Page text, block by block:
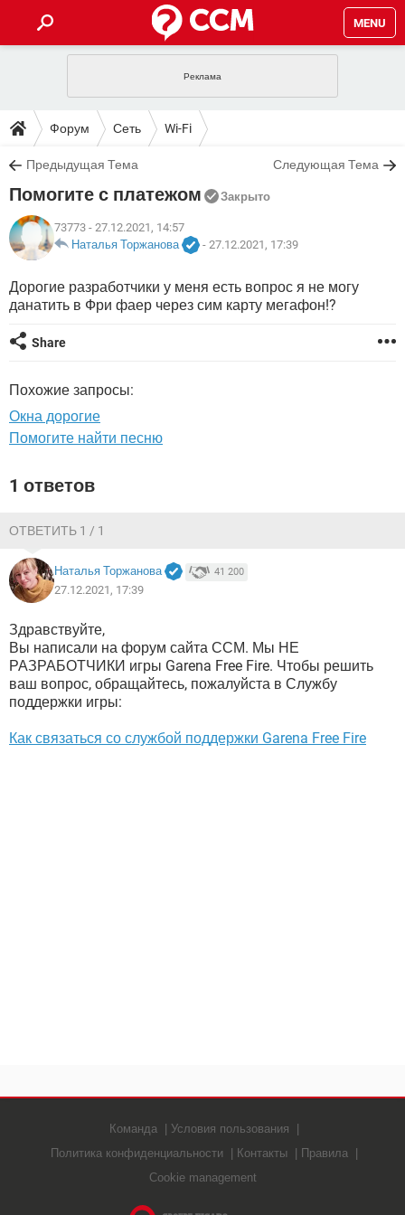
MENU
INSTAGRAM
ИГРЫ WINDOWS 10
ВКОНТАКТЕ ВИДЕО
GOOGLE
ПОЛЕЗНЫЕ СОВЕТЫ
TIKTOK
WINDOWS 10 ВКОНТАКТЕ
YANDEX
ЗАГРУЗКИ
TIKTOK TELEGRAM
WHATSAPP
FACEBOOK
WINDOWS 10 ВКОНТАКТЕ
YANDEX
TIKTOK TELEGRAM
FACEBOOK ИГРЫ
WINDOWS 10
YANDEX
ЭНЦИКЛОПЕДИЯ
TIKTOK TELEGRAM
FACEBOOK
ВИДЕО
YANDEX
Форум Сеть Wi-Fi
Предыдущая Тема Следующая Тема
Помогите с платежом Закрыто
73773 - 27.12.2021, 14:57
Наталья Торжанова
- 27.12.2021, 17:39
Дорогие разработчики у меня есть вопрос я не могу
данатить в Фри фаер через сим карту мегафон!?
Share
Похожие запросы:
Окна дорогие
Помогите найти песню
1 ответов
ОТВЕТИТЬ 1 / 1
Наталья Торжанова 41 200
27.12.2021, 17:39
Здравствуйте,
Вы написали на форум сайта ССМ. Мы НЕ
РАЗРАБОТЧИКИ игры Garena Free Fire. Чтобы решить
ваш вопрос, обращайтесь, пожалуйста в Службу
поддержки игры:
Как связаться со службой поддержки Garena Free Fire
Команда
Условия пользования
Политика конфиденциальности
Контакты
Правила
Cookie management